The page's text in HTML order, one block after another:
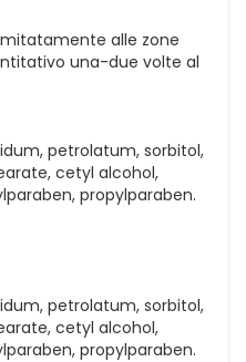
alle zone
una-due volte al
petrolatum, sorbitol,
cetyl alcohol,
propylparaben.
petrolatum, sorbitol,
cetyl alcohol,
propylparaben.